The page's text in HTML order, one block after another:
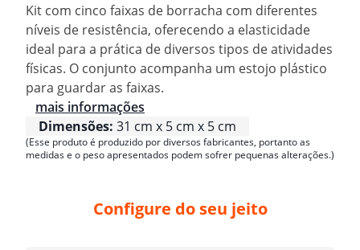
Kit com cinco faixas de borracha com diferentes
níveis de resistência, oferecendo a elasticidade
ideal para a prática de diversos tipos de atividades
físicas. O conjunto acompanha um estojo plástico
para guardar as faixas.
mais informações
Dimensões: 31 cm x 5 cm x 5 cm
(Esse produto é produzido por diversos fabricantes, portanto as
medidas e o peso apresentados podem sofrer pequenas alterações.)
Configure do seu jeito